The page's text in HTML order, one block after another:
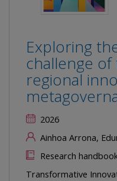
Exploring
challenge
regional
2026
Ainhoa Arrona,
Research
Transformative